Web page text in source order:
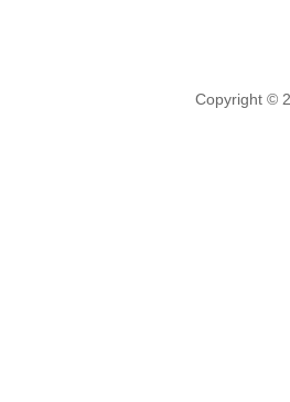
Copyright ©